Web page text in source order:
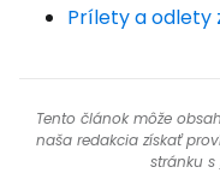
Prílety a odlety
Tento článok môže
naša redakcia získať
stránku s